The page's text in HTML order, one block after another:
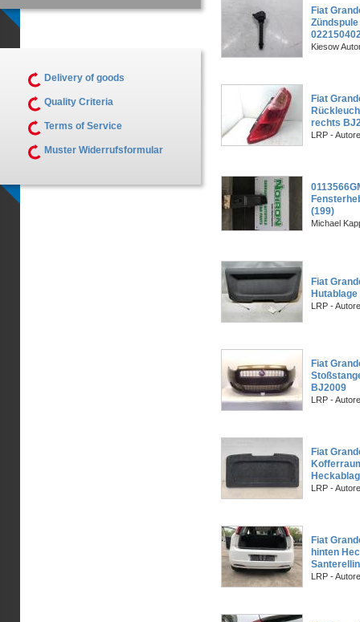
Fiat
Zündspule
Kiesow
Fiat
rechts
LRP -
(199)
Michael
Fiat
LRP -
Fiat
BJ2009
LRP -
Fiat
LRP -
Fiat
hinten
LRP -
Delivery of goods
Quality Criteria
Terms of Service
Muster Widerrufsformular